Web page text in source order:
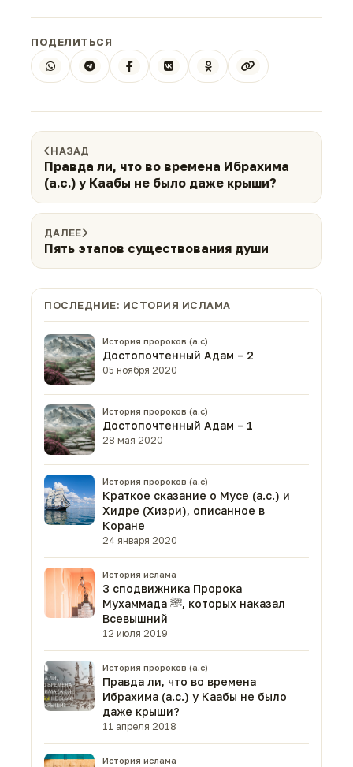
ПОДЕЛИТЬСЯ
НАЗАД
Правда ли, что во времена Ибрахима
(а.с.) у Каабы не было даже крыши?
ДАЛЕЕ
Пять этапов существования души
ПОСЛЕДНИЕ: ИСТОРИЯ ИСЛАМА
История пророков (а.с)
Достопочтенный Адам – 2
05 ноября 2020
История пророков (а.с)
Достопочтенный Адам – 1
28 мая 2020
История пророков (а.с)
Краткое сказание о Мусе (а.с.) и
Хидре (Хизри), описанное в
Коране
24 января 2020
История ислама
3 сподвижника Пророка
Мухаммада ﷺ, которых наказал
Всевышний
12 июля 2019
История пророков (а.с)
Правда ли, что во времена
Ибрахима (а.с.) у Каабы не было
даже крыши?
11 апреля 2018
История ислама